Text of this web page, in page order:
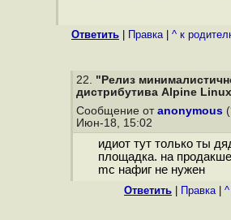
Ответить Правка| ^ к
22. "Релиз
дистрибутива Alpine
Сообщение от anonymous
Июн-18, 15:02
идиот тут только ты
площадка. на
mc нафиг не нужен
Ответить Правка|